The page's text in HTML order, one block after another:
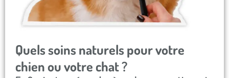
Quels soins naturels pour votre
chien ou votre chat ?​